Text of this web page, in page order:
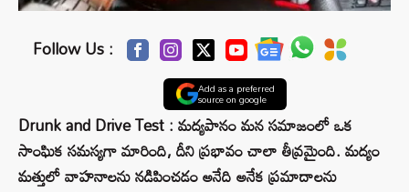
Follow Us :
Add as a preferred
source on google
Drunk and Drive Test : మద్యపానం మన సమాజంలో ఒక
సాంఘిక సమస్యగా మారింది, దీని ప్రభావం చాలా తీవ్రమైంది. మద్యం
మత్తులో వాహనాలను నడిపించడం అనేది అనేక ప్రమాదాలను